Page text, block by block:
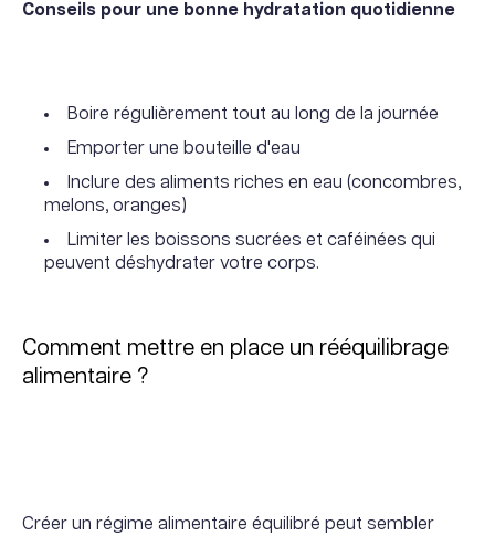
Conseils pour une bonne hydratation quotidienne
Boire régulièrement tout au long de la journée
Emporter une bouteille d'eau
Inclure des aliments riches en eau (concombres,
melons, oranges)
Limiter les boissons sucrées et caféinées qui
peuvent déshydrater votre corps.
Comment mettre en place un rééquilibrage
alimentaire ?
Créer un régime alimentaire équilibré peut sembler